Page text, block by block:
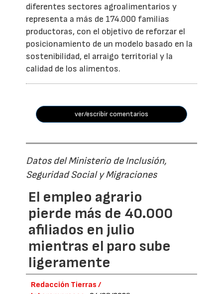
diferentes sectores agroalimentarios y
representa a más de 174.000 familias
productoras, con el objetivo de reforzar el
posicionamiento de un modelo basado en la
sostenibilidad, el arraigo territorial y la
calidad de los alimentos.
ver/escribir comentarios
Datos del Ministerio de Inclusión,
Seguridad Social y Migraciones
El empleo agrario
pierde más de 40.000
afiliados en julio
mientras el paro sube
ligeramente
Redacción Tierras /